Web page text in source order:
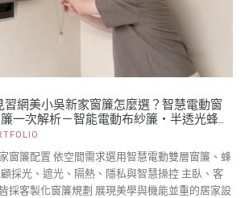
習網美小吳新家窗簾怎麼選？智慧電動窗
一次解析－智能電動布紗簾・半透光蜂巢
窗簾配置 依空間需求選用智慧電動雙層窗簾、蜂
採光、遮光、隔熱、隱私與智慧操控 主臥、客
採客製化窗簾規劃 展現美學與機能並重的居家設